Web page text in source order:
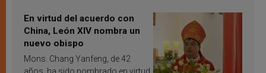
En virtud del acuerdo con
China, León XIV nombra un
nuevo obispo
Mons. Chang Yanfeng, de 42